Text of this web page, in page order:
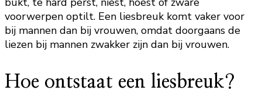
voorwerpen optilt. Een liesbreuk komt vaker voor
bij mannen dan bij vrouwen, omdat doorgaans de
liezen bij mannen zwakker zijn dan bij vrouwen.
Hoe ontstaat een liesbreuk?